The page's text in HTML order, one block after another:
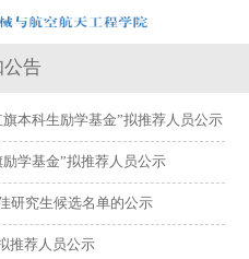
公告
本科生励学基金”拟推荐人员公示
学基金”拟推荐人员公示
研究生候选名单的公示
推荐人员公示